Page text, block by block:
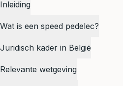
Inleiding
Wat is een speed pedelec?
Juridisch kader in België
Relevante wetgeving